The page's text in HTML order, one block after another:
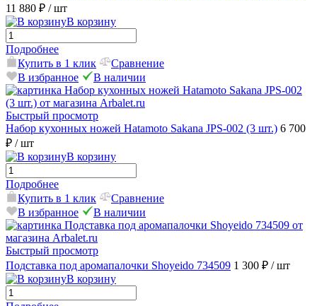
11 880 ₽ / шт
В корзину
Подробнее
Купить в 1 клик
Сравнение
В избранное
В наличии
Быстрый просмотр
Набор кухонных ножей Hatamoto Sakana JPS-002 (3 шт.) 6 700
₽ / шт
В корзину
Подробнее
Купить в 1 клик
Сравнение
В избранное
В наличии
Быстрый просмотр
Подставка под аромапалочки Shoyeido 734509 1 300 ₽ / шт
В корзину